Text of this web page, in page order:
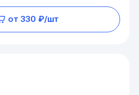
от 330 ₽/шт